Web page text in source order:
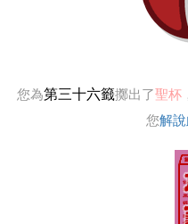
您為第三十六籤擲出了聖杯
您解